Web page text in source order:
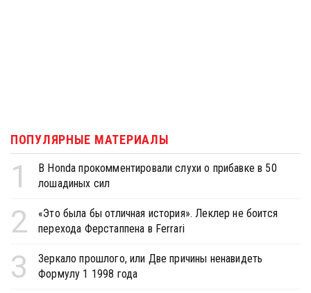
ПОПУЛЯРНЫЕ МАТЕРИАЛЫ
1
В Honda прокомментировали слухи о прибавке в 50
лошадиных сил
2
«Это была бы отличная история». Леклер не боится
перехода Ферстаппена в Ferrari
3
Зеркало прошлого, или Две причины ненавидеть
Формулу 1 1998 года